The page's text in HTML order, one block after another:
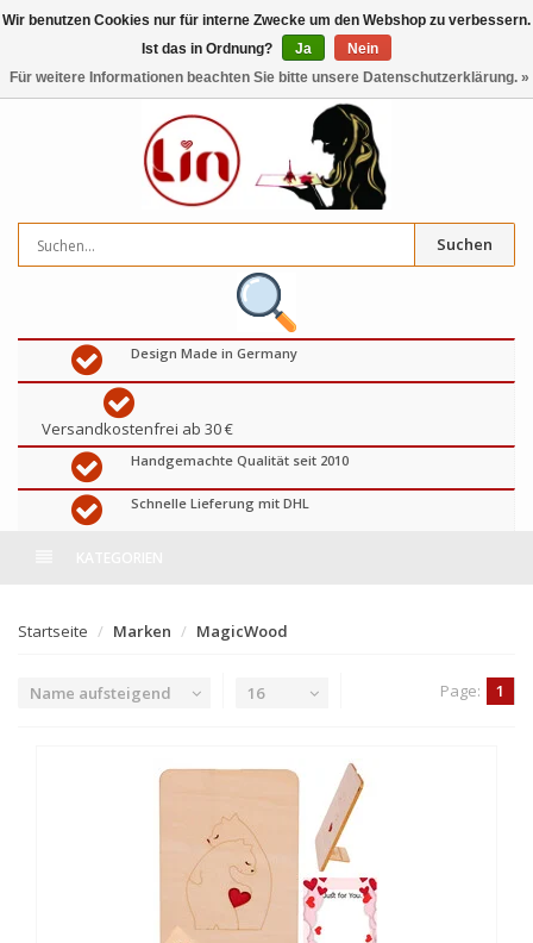
artikel
Suchen
Design Made in Germany
Versandkostenfrei ab 30 €
Handgemachte Qualität seit 2010
Schnelle Lieferung mit DHL
Startseite Marken MagicWood
Name aufsteigend 16 Page: 1
Wir benutzen Cookies nur für interne Zwecke um den Webshop zu verbessern.
Ist das in Ordnung?
Ja
Nein
Für weitere Informationen beachten Sie bitte unsere Datenschutzerklärung. »